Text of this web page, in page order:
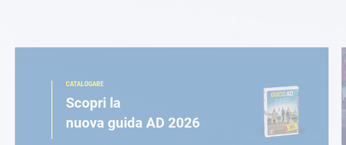
CATALOGARE
Scopri la
nuova guida AD 2026